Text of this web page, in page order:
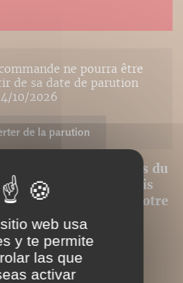
ne pourra être
de sa date de parution
10/2026
de la parution
adaptés aux emplois du
espaces exigus (mais
votre corps et votre
web usa
y te permite
las que
activar